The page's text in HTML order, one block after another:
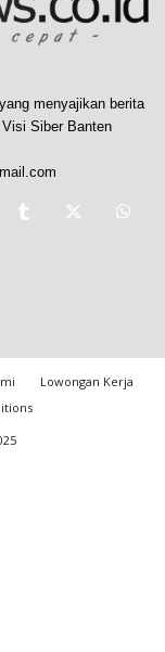
menyajikan berita
Siber Banten
Lowongan Kerja